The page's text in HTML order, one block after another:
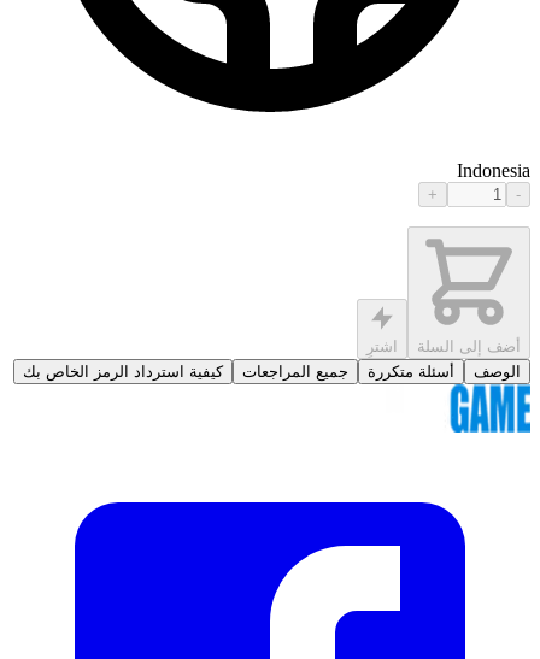
Indonesia
-
+
أضف إلى السلة
اشترِ
الوصف
أسئلة متكررة جميع المراجعات كيفية استرداد الرمز الخاص بك